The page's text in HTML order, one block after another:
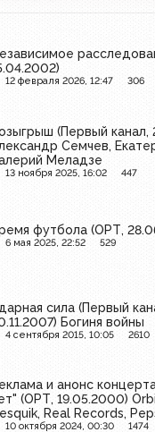
12 февраля 2026, 12:47 306
(Первый канал,
Семчев,
Меладзе
13 ноября 2025, 16:02 447
футбола (ОРТ,
6 мая 2025, 22:52 529
сила (Первый
Богиня войны
4 сентября 2015, 10:05 2610
и анонс
(ОРТ, 19.05.2000)
Real Records,
10 октября 2024, 00:30 1474